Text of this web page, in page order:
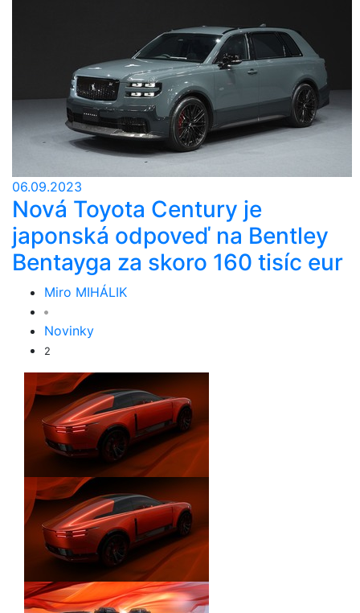
06.09.2023
Nová Toyota Century je
japonská odpoveď na Bentley
Bentayga za skoro 160 tisíc eur
Miro MIHÁLIK
Novinky
2